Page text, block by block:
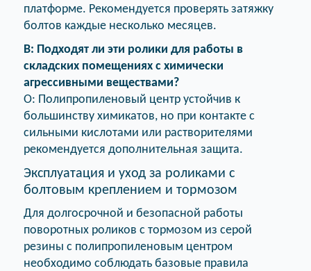
платформе. Рекомендуется проверять затяжку
болтов каждые несколько месяцев.
В: Подходят ли эти ролики для работы в
складских помещениях с химически
агрессивными веществами?
О: Полипропиленовый центр устойчив к
большинству химикатов, но при контакте с
сильными кислотами или растворителями
рекомендуется дополнительная защита.
Эксплуатация и уход за роликами с
болтовым креплением и тормозом
Для долгосрочной и безопасной работы
поворотных роликов с тормозом из серой
резины с полипропиленовым центром
необходимо соблюдать базовые правила